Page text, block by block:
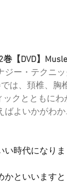
【DVD】Musle
ー・テクニ
は、頚椎、胸
クとともに
よいかがわか
時代になりま
かといいますと